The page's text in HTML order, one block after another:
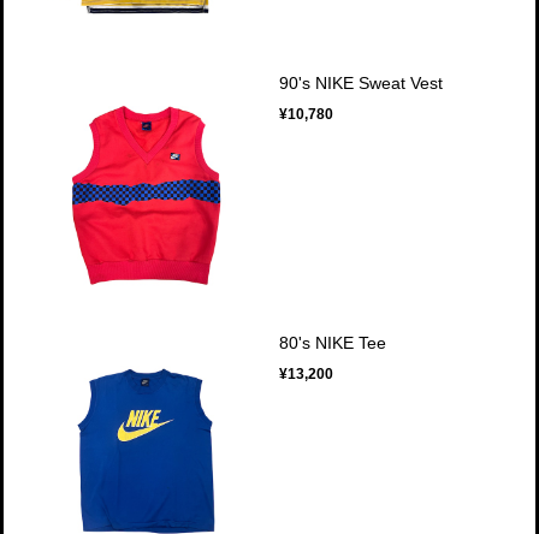
90's NIKE Sweat Vest
¥10,780
80's NIKE Tee
¥13,200